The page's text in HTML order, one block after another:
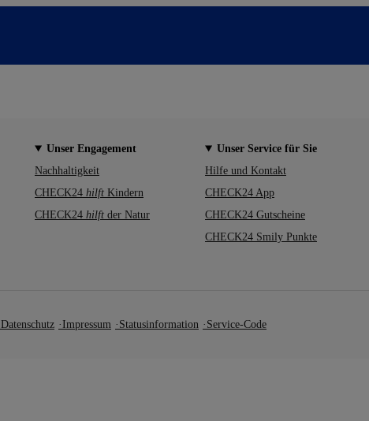
Unser Engagement
Nachhaltigkeit
CHECK24 hilft Kindern
CHECK24 hilft der Natur
Unser Service für Sie
Hilfe und Kontakt
CHECK24 App
CHECK24 Gutscheine
CHECK24 Smily Punkte
Datenschutz Impressum Statusinformation Service-Code